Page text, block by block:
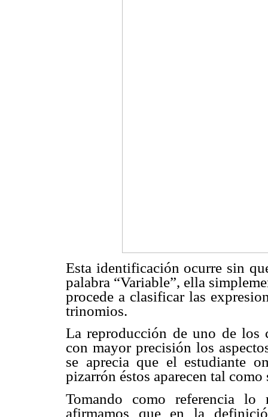
Esta identificación ocurre sin
palabra “Variable”, ella
procede a clasificar las
trinomios.
La reproducción de uno de los
con mayor precisión los
se aprecia que el estudiante
pizarrón éstos aparecen tal
Tomando como referencia lo
afirmamos que en la